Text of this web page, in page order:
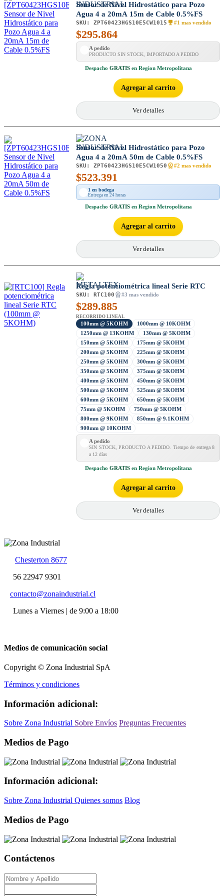
Sensor de Nivel Hidrostático para Pozo
Agua 4 a 20mA 15m de Cable 0.5%FS
SKU: ZPT60423HGS10E5CW1015 #1 mas vendido
$295.864
A pedido
PRODUCTO SIN STOCK, IMPORTADO A PEDIDO
Despacho GRATIS en Region Metropolitana
Agregar al carrito
Ver detalles
Sensor de Nivel Hidrostático para Pozo
Agua 4 a 20mA 50m de Cable 0.5%FS
SKU: ZPT60423HGS10E5CW1050 #2 mas vendido
$523.391
1 en bodega
Entrega en 24 horas
Despacho GRATIS en Region Metropolitana
Agregar al carrito
Ver detalles
Regla potenciométrica lineal Serie RTC
SKU: RTC100 #3 mas vendido
$289.885
RECORRIDO LINEAL
100mm @ 5KOHM
1000mm @ 10KOHM
1250mm @ 13KOHM
130mm @ 5KOHM
150mm @ 5KOHM
175mm @ 5KOHM
200mm @ 5KOHM
225mm @ 5KOHM
250mm @ 5KOHM
300mm @ 5KOHM
350mm @ 5KOHM
375mm @ 5KOHM
400mm @ 5KOHM
450mm @ 5KOHM
500mm @ 5KOHM
525mm @ 5KOHM
600mm @ 5KOHM
650mm @ 5KOHM
75mm @ 5KOHM
750mm @ 5KOHM
800mm @ 9KOHM
850mm @ 9.1KOHM
900mm @ 10KOHM
A pedido
SIN STOCK, PRODUCTO A PEDIDO. Tiempo de entrega 8
a 12 días
Despacho GRATIS en Region Metropolitana
Agregar al carrito
Ver detalles
Chesterton 8677
56 22947 9301
contacto@zonaindustrial.cl
Lunes a Viernes | de 9:00 a 18:00
Medios de comunicación social
Copyright © Zona Industrial SpA
Términos y condiciones
Información adicional:
Sobre Zona Industrial Sobre Envíos Preguntas Frecuentes
Medios de Pago
Información adicional:
Sobre Zona Industrial Quienes somos Blog
Medios de Pago
Contáctenos